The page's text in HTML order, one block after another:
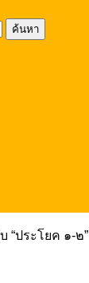
ค้นหา
“ประโยค ๑-๒”